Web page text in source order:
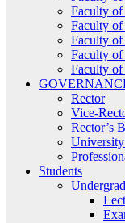
Faculty of
Faculty of
Faculty of
Faculty of
Faculty of
Rector
Vice-
Rector’s
University
Students